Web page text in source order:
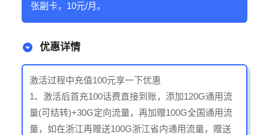
张副卡，10元/月。
优惠详情
激活过程中充值100元享一下优惠
1、激活后首充100话费直接到账，添加120G通用流
量(可结转)+30G定向流量，再加赠100G全国通用流
量，如在浙江再赠送100G浙江省内通用流量，赠送